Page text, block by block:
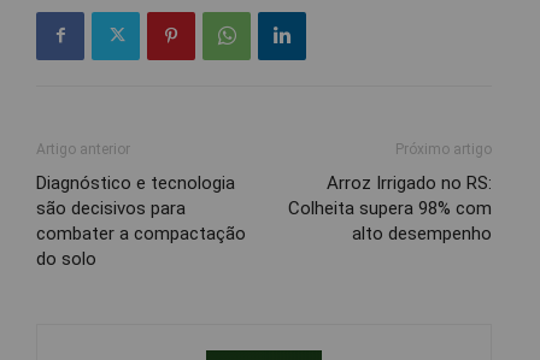
Artigo anterior
Diagnóstico e tecnologia
são decisivos para
combater a compactação
do solo
Próximo artigo
Arroz Irrigado no RS:
Colheita supera 98% com
alto desempenho